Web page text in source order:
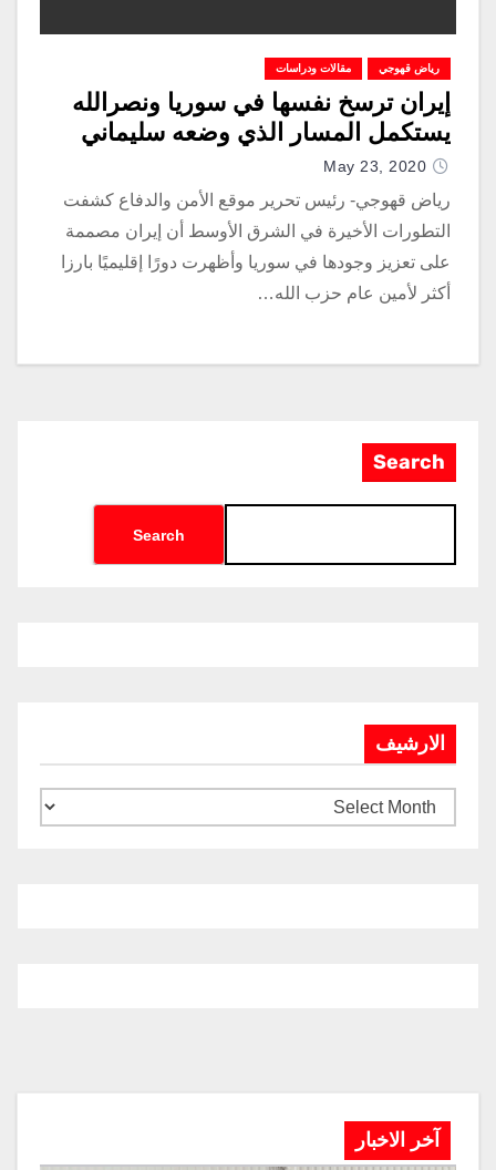
رياض قهوجي مقالات ودراسات
إيران ترسخ نفسها في سوريا ونصرالله
يستكمل المسار الذي وضعه سليماني
May 23, 2020
رياض قهوجي- رئيس تحرير موقع الأمن والدفاع كشفت
التطورات الأخيرة في الشرق الأوسط أن إيران مصممة
على تعزيز وجودها في سوريا وأظهرت دورًا إقليميًا بارزا
أكثر لأمين عام حزب الله…
Search
Search
الارشيف
آخر الاخبار